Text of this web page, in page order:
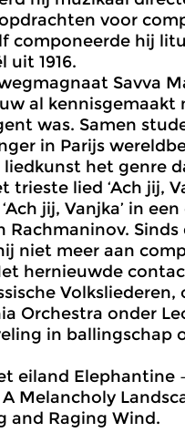
voor
componeerde hij
1916.
Savva
al kennisgemaakt
was. Samen
in Parijs
het genre
lied ‘Ach jij,
jij, Vanjka’ in
Sinds
niet meer aan
hernieuwde
Volksliederen,
Orchestra onder
in ballingschap
eiland
Melancholy
and Raging Wind.